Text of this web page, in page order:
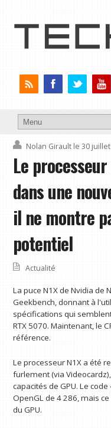
Nolan Girault le 30
Le
dans une
il ne montre
potentiel
Actualité
La puce N1X de Nvidia
Geekbench, donnant à
spécifications qui
RTX 5070. Maintenant, le
référence.
Le processeur N1X a été
furlement (via
capacités de GPU. Le code
OpenGL de 4 286, mais
du GPU.